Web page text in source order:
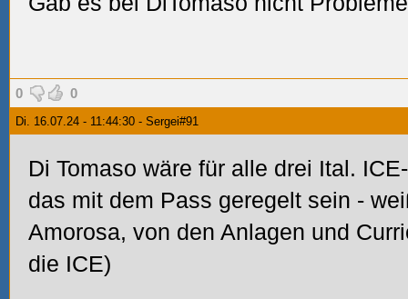
0 0
Di. 16.07.24 - 11:44:30 - Sergei#91
Di Tomaso wäre für alle drei Ital.
das mit dem Pass geregelt sein -
Amorosa, von den Anlagen und
die ICE)